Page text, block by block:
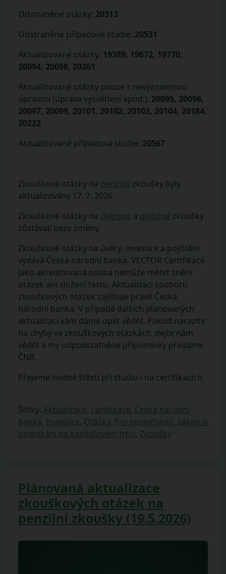
Odstraněné otázky: 20313
Odstraněné případové studie: 20531
Aktualizované otázky: 19389, 19672, 19770,
20094, 20098, 20261
Aktualizované otázky pouze s nevýznamnou
úpravou (úprava vysvětlení apod.): 20095, 20096,
20097, 20099, 20101, 20102, 20103, 20104, 20184,
20222
Aktualizované případová studie: 20567
Zkouškové otázky na penzijní zkoušky byly
aktualizovány 17. 7. 2026
Zkouškové otázky na úvěrové a pojistné zkoušky
zůstávají beze změny.
Zkouškové otázky na úvěry, investice a pojištění
vydává Česká národní banka. VECTOR Certifikace
jako akreditovaná osoba nemůže měnit znění
otázek ani složení testu. Aktualizaci souboru
zkouškových otázek zajišťuje právě Česká
národní banka. V případě dalších plánovaných
aktualizací vám dáme opět vědět. Pokud narazíte
na chyby ve zkouškových otázkách, dejte nám
vědět a my odpodstatněné připomínky předáme
ČNB.
Přejeme hodně štěstí při studiu i na certifikacích.
Štítky: Aktualizace, certifikace, Česká národní
banka, Investice, Otázky, Pro společnosti, zákon o
podnikání na kapitálovém trhu, Zkoušky
Plánovaná aktualizace
zkouškových otázek na
penzijní zkoušky (19.5.2026)